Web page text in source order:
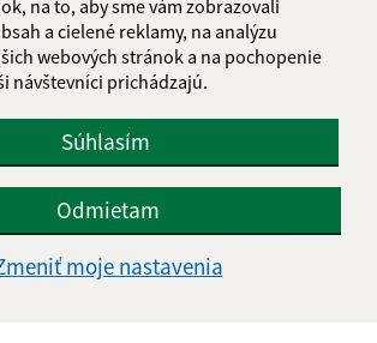
na to, aby sme vám zobrazovali
a cielené reklamy, na analýzu
webových stránok a na pochopenie
návštevníci prichádzajú.
Súhlasím
Odmietam
moje nastavenia
IČO: 00323217